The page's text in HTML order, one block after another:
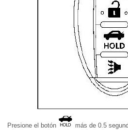
Presione el botón
más de 0.5